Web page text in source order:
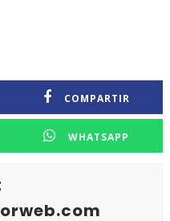
COMPARTIR
WHATSAPP